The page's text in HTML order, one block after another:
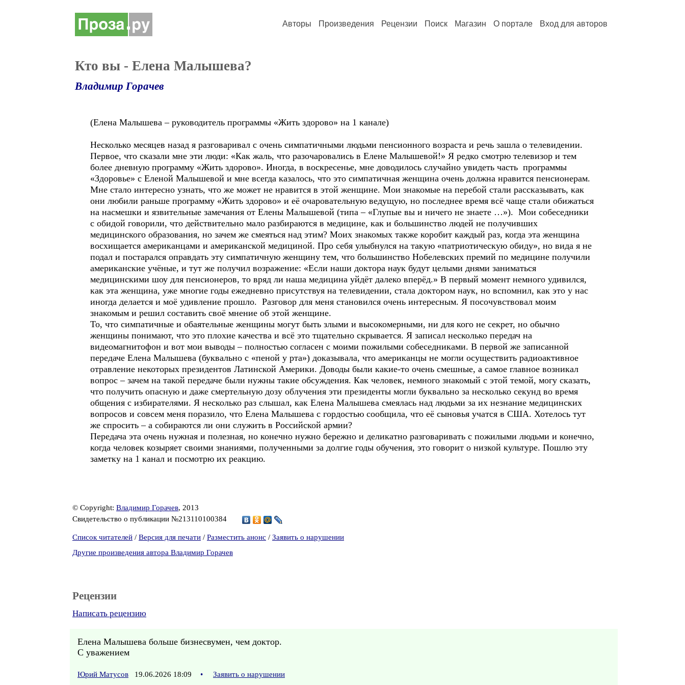
Авторы Произведения Рецензии Поиск Магазин О портале Вход для авторов
Кто вы - Елена Малышева?
Владимир Горачев
(Елена Малышева – руководитель программы «Жить здорово» на 1 канале)
Несколько месяцев назад я разговаривал с очень симпатичными людьми пенсионного возраста и речь зашла о телевидении.
Первое, что сказали мне эти люди: «Как жаль, что разочаровались в Елене Малышевой!» Я редко смотрю телевизор и тем
более дневную программу «Жить здорово». Иногда, в воскресенье, мне доводилось случайно увидеть часть программы
«Здоровье» с Еленой Малышевой и мне всегда казалось, что это симпатичная женщина очень должна нравится пенсионерам.
Мне стало интересно узнать, что же может не нравится в этой женщине. Мои знакомые на перебой стали рассказывать, как
они любили раньше программу «Жить здорово» и её очаровательную ведущую, но последнее время всё чаще стали обижаться
на насмешки и язвительные замечания от Елены Малышевой (типа – «Глупые вы и ничего не знаете …»). Мои собеседники
с обидой говорили, что действительно мало разбираются в медицине, как и большинство людей не получивших
медицинского образования, но зачем же смеяться над этим? Моих знакомых также коробит каждый раз, когда эта женщина
восхищается американцами и американской медициной. Про себя улыбнулся на такую «патриотическую обиду», но вида я не
подал и постарался оправдать эту симпатичную женщину тем, что большинство Нобелевских премий по медицине получили
американские учёные, и тут же получил возражение: «Если наши доктора наук будут целыми днями заниматься
медицинскими шоу для пенсионеров, то вряд ли наша медицина уйдёт далеко вперёд.» В первый момент немного удивился,
как эта женщина, уже многие годы ежедневно присутствуя на телевидении, стала доктором наук, но вспомнил, как это у нас
иногда делается и моё удивление прошло. Разговор для меня становился очень интересным. Я посочувствовал моим
знакомым и решил составить своё мнение об этой женщине.
То, что симпатичные и обаятельные женщины могут быть злыми и высокомерными, ни для кого не секрет, но обычно
женщины понимают, что это плохие качества и всё это тщательно скрывается. Я записал несколько передач на
видеомагнитофон и вот мои выводы – полностью согласен с моими пожилыми собеседниками. В первой же записанной
передаче Елена Малышева (буквально с «пеной у рта») доказывала, что американцы не могли осуществить радиоактивное
отравление некоторых президентов Латинской Америки. Доводы были какие-то очень смешные, а самое главное возникал
вопрос – зачем на такой передаче были нужны такие обсуждения. Как человек, немного знакомый с этой темой, могу сказать,
что получить опасную и даже смертельную дозу облучения эти президенты могли буквально за несколько секунд во время
общения с избирателями. Я несколько раз слышал, как Елена Малышева смеялась над людьми за их незнание медицинских
вопросов и совсем меня поразило, что Елена Малышева с гордостью сообщила, что её сыновья учатся в США. Хотелось тут
же спросить – а собираются ли они служить в Российской армии?
Передача эта очень нужная и полезная, но конечно нужно бережно и деликатно разговаривать с пожилыми людьми и конечно,
когда человек козыряет своими знаниями, полученными за долгие годы обучения, это говорит о низкой культуре. Пошлю эту
заметку на 1 канал и посмотрю их реакцию.
© Copyright: Владимир Горачев, 2013
Свидетельство о публикации №213110100384
Список читателей / Версия для печати / Разместить анонс / Заявить о нарушении
Другие произведения автора Владимир Горачев
Рецензии
Написать рецензию
Елена Малышева больше бизнесвумен, чем доктор.
С уважением
Юрий Матусов 19.06.2026 18:09 • Заявить о нарушении